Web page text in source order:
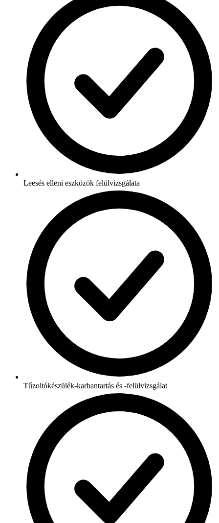
Leesés elleni eszközök felülvizsgálata
Tűzoltókészülék-karbantartás és -felülvizsgálat